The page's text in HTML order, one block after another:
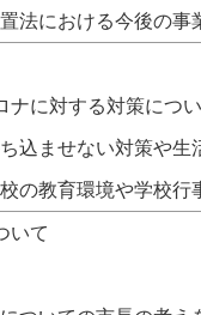
法における今後の事
ナに対する対策につ
込ませない対策や生
の教育環境や学校行
いて